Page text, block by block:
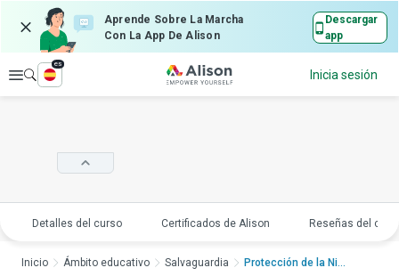
Aprende Sobre La Marcha
Con La App De Alison
Descargar
app
Explorar
es
Inicia sesión
Detalles del curso Certificados de Alison Reseñas del
Inicio Ámbito educativo Salvaguardia Protección de la Niñ...